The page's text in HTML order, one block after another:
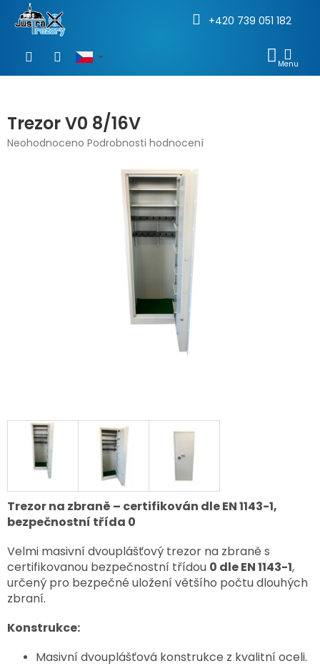
obsah
+420 739 051 182
Trezor V0 8/16V
Průměrné
Neohodnoceno Podrobnosti hodnocení
Trezor na zbraně – certifikován dle EN 1143-1,
bezpečnostní třída 0
Velmi masivní dvouplášťový trezor na zbraně s
certifikovanou bezpečnostní třídou 0 dle EN 1143-1,
určený pro bezpečné uložení většího počtu dlouhých
zbraní.
Konstrukce:
Masivní dvouplášťová konstrukce z kvalitní oceli.